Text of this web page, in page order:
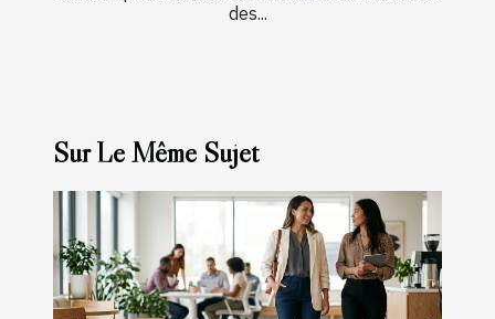
des...
Sur Le Même Sujet